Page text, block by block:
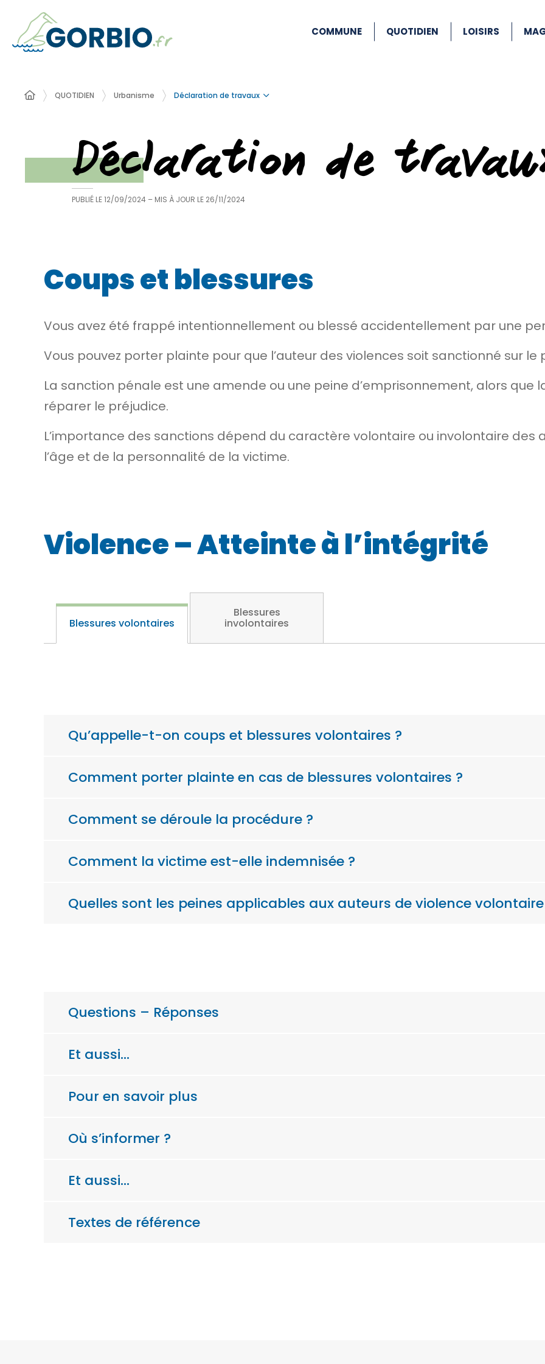
COMMUNE QUOTIDIEN LOISIRS
QUOTIDIEN Urbanisme Déclaration de travaux
Déclaration de
PUBLIÉ LE12/09/2024 – MIS À JOUR LE 26/11/2024
Coups et blessures
Vous avez été frappé intentionnellement ou blessé accidentellement par une
Vous pouvez porter plainte pour que l’auteur des violences soit sanctionné sur le
La sanction pénale est une amende ou une peine d’emprisonnement, alors que
réparer le préjudice.
L’importance des sanctions dépend du caractère volontaire ou involontaire des
l’âge et de la personnalité de la victime.
Violence – Atteinte à l’intégrité
Blessures volontaires
Blessures
involontaires
Qu’appelle-t-on coups et blessures volontaires ?
Comment porter plainte en cas de blessures volontaires ?
Comment se déroule la procédure ?
Comment la victime est-elle indemnisée ?
Quelles sont les peines applicables aux auteurs de violence
Questions – Réponses
Et aussi…
Pour en savoir plus
Où s’informer ?
Et aussi…
Textes de référence